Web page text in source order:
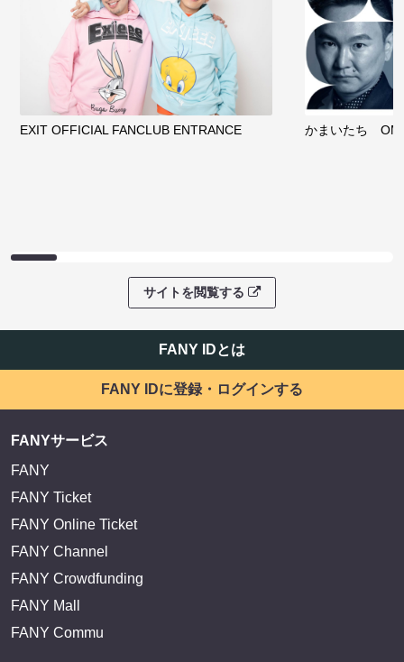
EXIT OFFICIAL FANCLUB ENTRANCE かまいたち
サイトを閲覧する
FANY IDとは
FANY IDに登録・ログインする
FANYサービス
FANY
FANY Ticket
FANY Online Ticket
FANY Channel
FANY Crowdfunding
FANY Mall
FANY Commu